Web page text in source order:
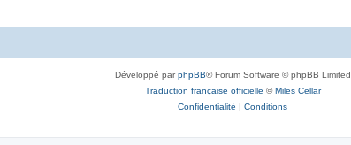
Développé parphpBB® Forum Software © phpBB Limited
Traduction française officielle ©Miles Cellar
Confidentialité | Conditions